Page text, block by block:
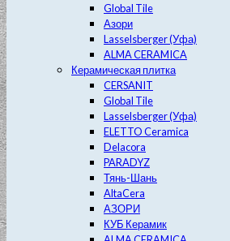
Global Tile
Азори
Lasselsberger (Уфа)
ALMA CERAMICA
Керамическая плитка
CERSANIT
Global Tile
Lasselsberger (Уфа)
ELETTO Ceramica
Delacora
PARADYZ
Тянь-Шань
AltaCera
АЗОРИ
КУБ Керамик